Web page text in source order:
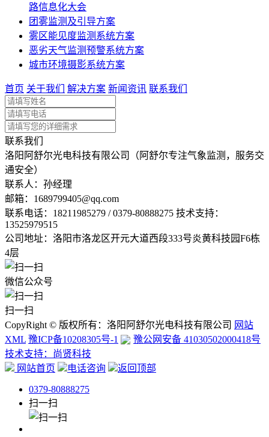
路信息化大会
团雾监测及引导方案
雾区能见度监测系统方案
恶劣天气监测预警系统方案
城市环境摄影系统方案
首页 关于我们 解决方案 新闻资讯 联系我们
联系我们
洛阳阿舒尔光电科技有限公司（阿舒尔专注气象监测，服务交
通安全）
联系人：孙经理
邮箱： 1689799405@qq.com
联系电话： 18211985279 / 0379-80888275 技术支持：
13525979515
公司地址：洛阳市洛龙区开元大道西段333号炎黄科技园F6栋
4层
微信公众号
扫一扫
CopyRight © 版权所有：洛阳阿舒尔光电科技有限公司 网站
XML 豫ICP备10208305号-1
豫公网安备 41030502000418号
技术支持：尚贤科技
网站首页
电话咨询 返回顶部
0379-80888275
扫一扫